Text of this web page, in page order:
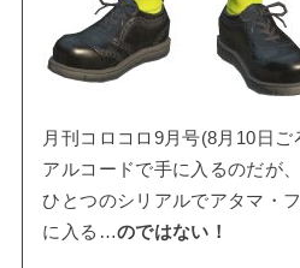
月刊コロコロ9月号(8月10日ご
アルコードで手に入るのだが、
ひとつのシリアルでアタマ・
に入る…のではない！